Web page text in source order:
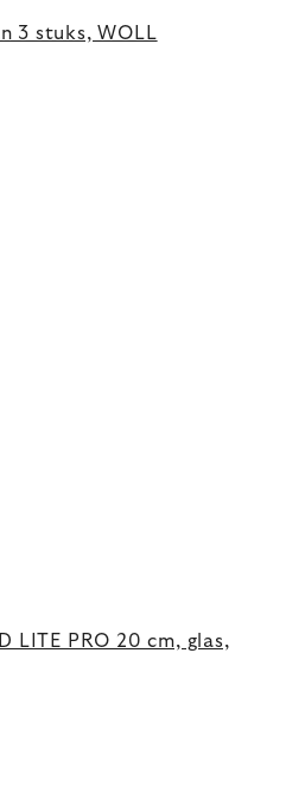
3 stuks, WOLL
LITE PRO 20 cm, glas,